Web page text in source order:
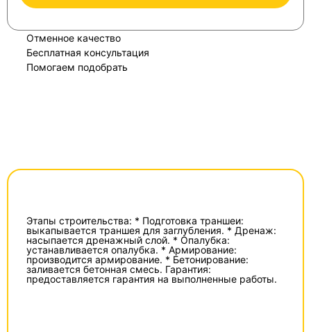
Отменное качество
Бесплатная консультация
Помогаем подобрать
Этапы строительства: * Подготовка траншеи:
выкапывается траншея для заглубления. * Дренаж:
насыпается дренажный слой. * Опалубка:
устанавливается опалубка. * Армирование:
производится армирование. * Бетонирование:
заливается бетонная смесь. Гарантия:
предоставляется гарантия на выполненные работы.